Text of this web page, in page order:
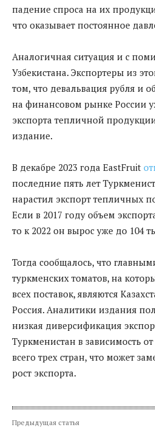
падение спроса на их
что оказывает постоянное
Аналогичная ситуация и с
Узбекистана. Экспортеры из
том, что девальвация рубля и
на финансовом рынке России
экспорта тепличной
издание.
В декабре 2023 года EastFruit
последние пять лет
нарастил экспорт тепличных
Если в 2017 году объем
то к 2022 он вырос уже до 104
Тогда сообщалось, что
туркменских томатов, на
всех поставок, являются
Россия. Аналитики издания
низкая диверсификация
Туркменистан в зависимость
всего трех стран, что может
рост экспорта.
Предыдущая статья